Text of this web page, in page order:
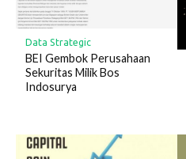
Data Strategic
BEI Gembok Perusahaan
Sekuritas Milik Bos
Indosurya